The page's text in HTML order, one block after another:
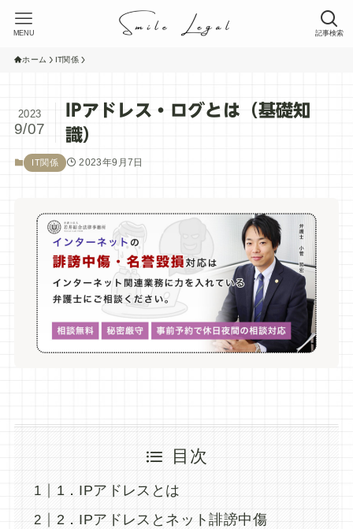
記事検索
MENU
ホーム IT関係
IPアドレス・ログとは（基礎知
識）
2023
9/07
IT関係 2023年9月7日
目次
1．IPアドレスとは
2．IPアドレスとネット誹謗中傷